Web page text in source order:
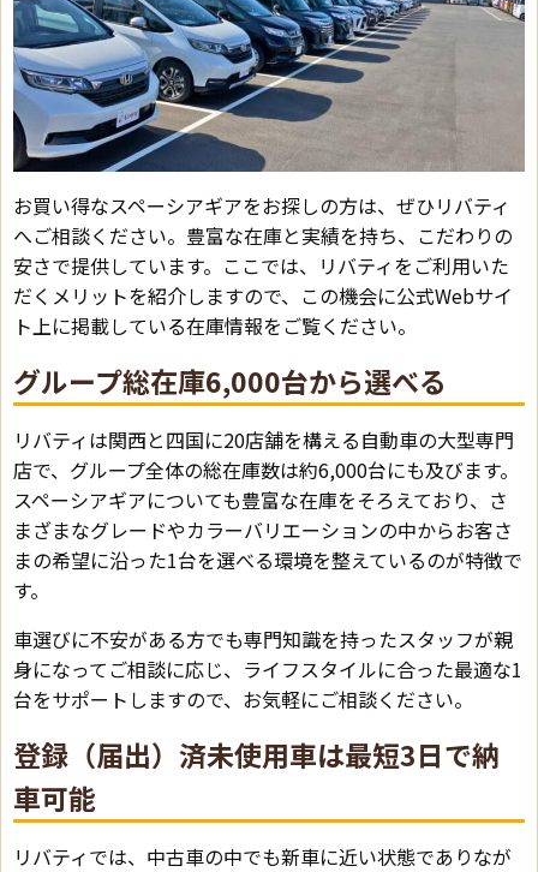
お買い得なスペーシアギアをお探しの方は、ぜひリバティ
へご相談ください。豊富な在庫と実績を持ち、こだわりの
安さで提供しています。ここでは、リバティをご利用いた
だくメリットを紹介しますので、この機会に公式Webサイ
ト上に掲載している在庫情報をご覧ください。
グループ総在庫6,000台から選べる
リバティは関西と四国に20店舗を構える自動車の大型専門
店で、グループ全体の総在庫数は約6,000台にも及びます。
スペーシアギアについても豊富な在庫をそろえており、さ
まざまなグレードやカラーバリエーションの中からお客さ
まの希望に沿った1台を選べる環境を整えているのが特徴で
す。
車選びに不安がある方でも専門知識を持ったスタッフが親
身になってご相談に応じ、ライフスタイルに合った最適な1
台をサポートしますので、お気軽にご相談ください。
登録（届出）済未使用車は最短3日で納
車可能
リバティでは、中古車の中でも新車に近い状態でありなが